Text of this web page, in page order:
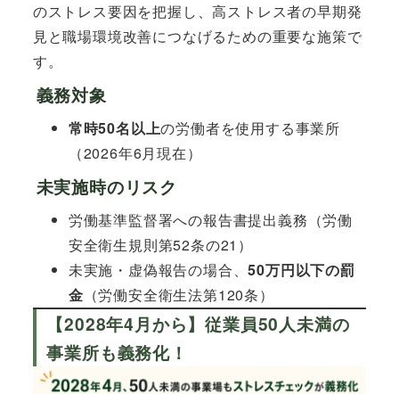
のストレス要因を把握し、高ストレス者の早期発
見と職場環境改善につなげるための重要な施策で
す。
義務対象
常時50名以上の労働者を使用する事業所
（2026年6月現在）
未実施時のリスク
労働基準監督署への報告書提出義務（労働
安全衛生規則第52条の21）
未実施・虚偽報告の場合、50万円以下の罰
金 （労働安全衛生法第120条）
【2028年4月から】従業員50人未満の
事業所も義務化！